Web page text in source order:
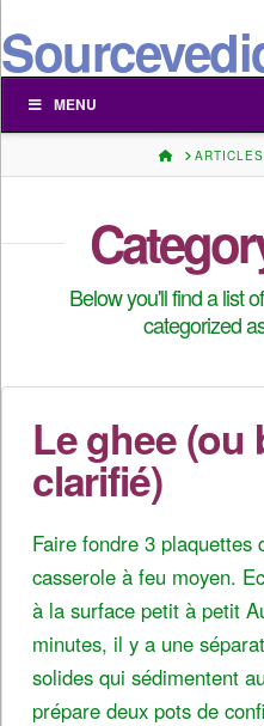
MENU
HOMEARTICLES
Below you'll find a list
categorized
Le ghee (ou
clarifié)
Faire fondre 3 plaquettes
casserole à feu moyen.
à la surface petit à petit
minutes, il y a une
solides qui sédimentent
prépare deux pots de